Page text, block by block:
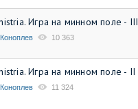
Игра на минном поле - III
10 363
Игра на минном поле - II
11 324